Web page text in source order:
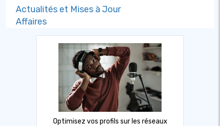
Actualités et Mises à Jour
Affaires
Optimisez vos profils sur les réseaux